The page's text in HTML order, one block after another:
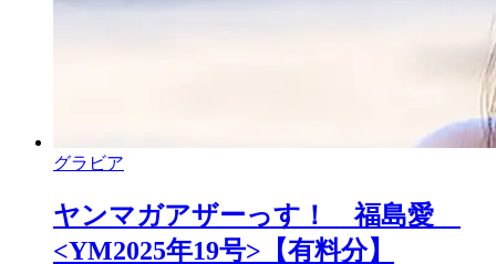
グラビア
ヤンマガアザーっす！ 福島愛
<YM2025年19号>【有料分】